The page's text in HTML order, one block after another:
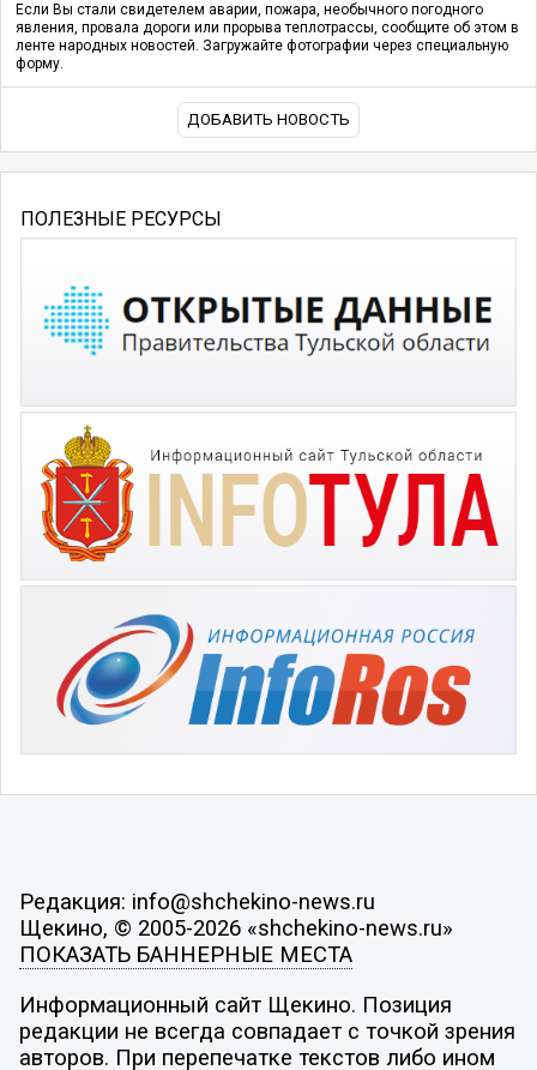
Если Вы стали свидетелем аварии, пожара, необычного погодного
явления, провала дороги или прорыва теплотрассы, сообщите об этом в
ленте народных новостей. Загружайте фотографии через специальную
форму.
ДОБАВИТЬ НОВОСТЬ
ПОЛЕЗНЫЕ РЕСУРСЫ
Редакция: info@shchekino-news.ru
Щекино, © 2005-2026 «shchekino-news.ru»
ПОКАЗАТЬ БАННЕРНЫЕ МЕСТА
Информационный сайт Щекино. Позиция
редакции не всегда совпадает с точкой зрения
авторов. При перепечатке текстов либо ином